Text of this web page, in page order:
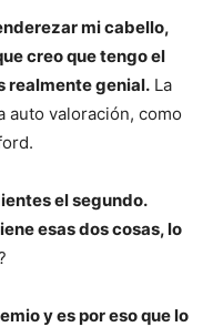
mi cabello,
creo que tengo el
realmente genial. La
auto valoración, como
el segundo.
esas dos cosas, lo
y es por eso que lo